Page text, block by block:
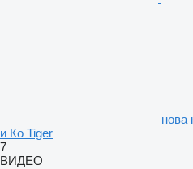
нова
и Ко Tiger
7
ВИДЕО